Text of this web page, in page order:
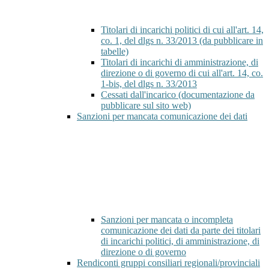
Titolari di incarichi politici di cui all'art. 14,
co. 1, del dlgs n. 33/2013 (da pubblicare in
tabelle)
Titolari di incarichi di amministrazione, di
direzione o di governo di cui all'art. 14, co.
1-bis, del dlgs n. 33/2013
Cessati dall'incarico (documentazione da
pubblicare sul sito web)
Sanzioni per mancata comunicazione dei dati
Sanzioni per mancata o incompleta
comunicazione dei dati da parte dei titolari
di incarichi politici, di amministrazione, di
direzione o di governo
Rendiconti gruppi consiliari regionali/provinciali